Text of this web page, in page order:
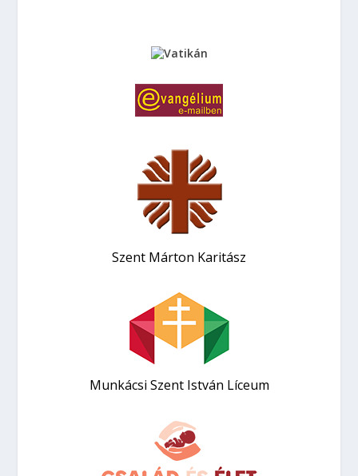
Szent Márton Karitász
Munkácsi Szent István Líceum